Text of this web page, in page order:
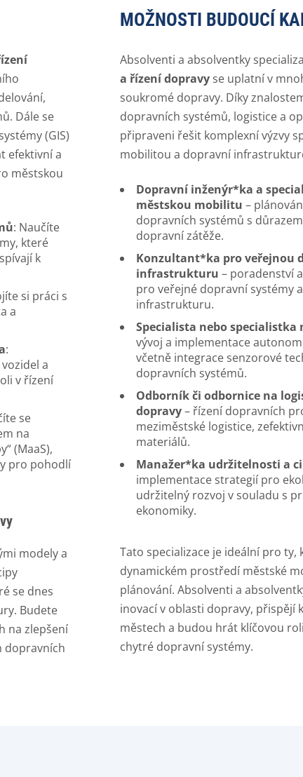
Dále se
(GIS)
efektivní a
městskou
: Naučíte
které
k
si práci s
a
:
a
v řízení
se
na
(MaaS),
pro pohodlí
modely a
se dnes
Budete
na zlepšení
dopravních
MOŽNOSTI BUDOUCÍ
Absolventi a absolventky
a řízení dopravy se uplatní v
soukromé dopravy. Díky
dopravních systémů, logistice a
připraveni řešit komplexní výzvy
mobilitou a dopravní
Dopravní inženýr*ka a
městskou mobilitu –
dopravních systémů s
dopravní zátěže.
Konzultant*ka pro veřejnou
infrastrukturu – poradenství
pro veřejné dopravní systémy
infrastrukturu.
Specialista nebo
vývoj a implementace
včetně integrace senzorové
dopravních systémů.
Odborník či odbornice na
dopravy– řízení dopravních
meziměstské logistice,
materiálů.
Manažer*ka udržitelnosti a
implementace strategií pro
udržitelný rozvoj v souladu s
ekonomiky.
Tato specializace je ideální pro
dynamickém prostředí městské
plánování. Absolventi a
inovací v oblasti dopravy, přispějí
městech a budou hrát klíčovou
chytré dopravní systémy.